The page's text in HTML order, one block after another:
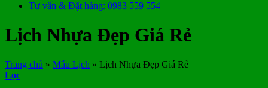
Tư vấn & Đặt hàng: 0983 559 554
Lịch Nhựa Đẹp Giá Rẻ
Trang chủ » Mẫu Lịch » Lịch Nhựa Đẹp Giá Rẻ
Lọc